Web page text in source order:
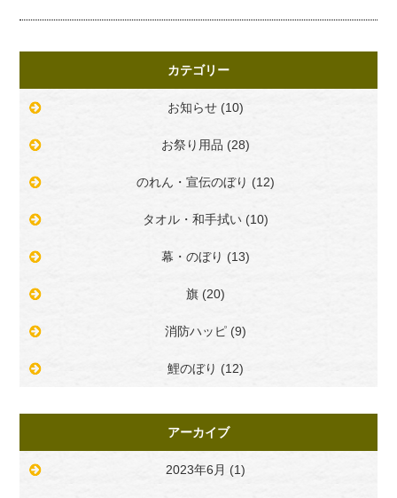
カテゴリー
お知らせ (10)
お祭り用品 (28)
のれん・宣伝のぼり (12)
タオル・和手拭い (10)
幕・のぼり (13)
旗 (20)
消防ハッピ (9)
鯉のぼり (12)
アーカイブ
2023年6月 (1)